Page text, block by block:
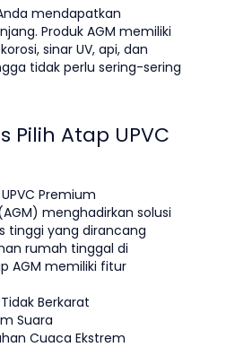
mendapatkan
Produk AGM memiliki
sinar UV, api, dan
tidak perlu sering-sering
Pilih Atap UPVC
menghadirkan solusi
tinggi yang dirancang
rumah tinggal di
AGM memiliki fitur
Berkarat
Suara
Cuaca Ekstrem